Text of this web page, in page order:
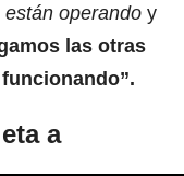
operando y
las otras
a